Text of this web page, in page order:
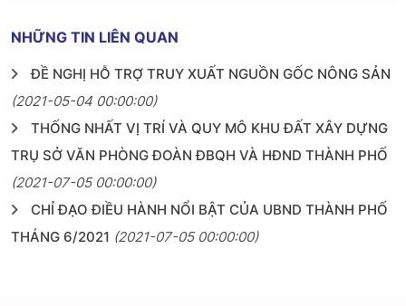
NHỮNG TIN LIÊN QUAN
ĐỀ NGHỊ HỖ TRỢ TRUY XUẤT NGUỒN GỐC NÔNG SẢN
(2021-05-04 00:00:00)
THỐNG NHẤT VỊ TRÍ VÀ QUY MÔ KHU ĐẤT XÂY DỰNG
TRỤ SỞ VĂN PHÒNG ĐOÀN ĐBQH VÀ HĐND THÀNH PHỐ
(2021-07-05 00:00:00)
CHỈ ĐẠO ĐIỀU HÀNH NỔI BẬT CỦA UBND THÀNH PHỐ
THÁNG 6/2021 (2021-07-05 00:00:00)